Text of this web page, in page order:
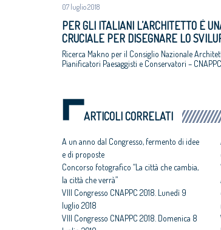
07 luglio 2018
PER GLI ITALIANI L’ARCHITETTO È
CRUCIALE PER DISEGNARE LO
ECONOMICO E SOCIALE DEL PAESE
Ricerca Makno per il Consiglio Nazionale
Pianificatori Paesaggisti e Conservatori – CNAPPC
ARTICOLI CORRELATI
A un anno dal Congresso, fermento di idee
e di proposte
Concorso fotografico “La città che cambia,
la città che verrà”
VIII Congresso CNAPPC 2018. Lunedì 9
luglio 2018
VIII Congresso CNAPPC 2018. Domenica 8